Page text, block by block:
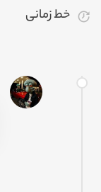
خط زمانی